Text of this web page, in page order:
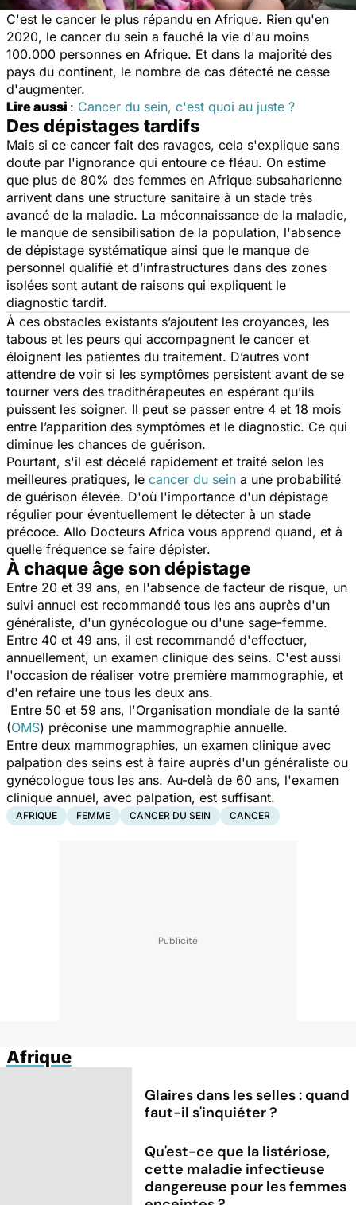
C'est le cancer le plus répandu en Afrique. Rien qu'en
2020, le cancer du sein a fauché la vie d'au moins
100.000 personnes en Afrique. Et dans la majorité des
pays du continent, le nombre de cas détecté ne cesse
d'augmenter.
Lire aussi : Cancer du sein, c'est quoi au juste ?
Des dépistages tardifs
Mais si ce cancer fait des ravages, cela s'explique sans
doute par l'ignorance qui entoure ce fléau. On estime
que plus de 80% des femmes en Afrique subsaharienne
arrivent dans une structure sanitaire à un stade très
avancé de la maladie. La méconnaissance de la maladie,
le manque de sensibilisation de la population, l'absence
de dépistage systématique ainsi que le manque de
personnel qualifié et d’infrastructures dans des zones
isolées sont autant de raisons qui expliquent le
diagnostic tardif.
À ces obstacles existants s’ajoutent les croyances, les
tabous et les peurs qui accompagnent le cancer et
éloignent les patientes du traitement. D’autres vont
attendre de voir si les symptômes persistent avant de se
tourner vers des tradithérapeutes en espérant qu’ils
puissent les soigner. Il peut se passer entre 4 et 18 mois
entre l’apparition des symptômes et le diagnostic. Ce qui
diminue les chances de guérison.
Pourtant, s'il est décelé rapidement et traité selon les
meilleures pratiques, le cancer du sein a une probabilité
de guérison élevée. D'où l'importance d'un dépistage
régulier pour éventuellement le détecter à un stade
précoce. Allo Docteurs Africa vous apprend quand, et à
quelle fréquence se faire dépister.
À chaque âge son dépistage
Entre 20 et 39 ans, en l'absence de facteur de risque, un
suivi annuel est recommandé tous les ans auprès d'un
généraliste, d'un gynécologue ou d'une sage-femme.
Entre 40 et 49 ans, il est recommandé d'effectuer,
annuellement, un examen clinique des seins. C'est aussi
l'occasion de réaliser votre première mammographie, et
d'en refaire une tous les deux ans.
Entre 50 et 59 ans, l'Organisation mondiale de la santé
(OMS) préconise une mammographie annuelle.
Entre deux mammographies, un examen clinique avec
palpation des seins est à faire auprès d'un généraliste ou
gynécologue tous les ans. Au-delà de 60 ans, l'examen
clinique annuel, avec palpation, est suffisant.
AFRIQUE FEMME CANCER DU SEIN CANCER
Afrique
Glaires dans les selles : quand
faut-il s'inquiéter ?
Qu'est-ce que la listériose,
cette maladie infectieuse
dangereuse pour les femmes